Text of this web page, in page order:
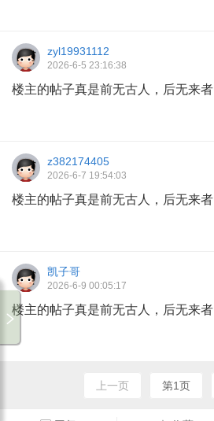
zyl19931112
2026-6-5 23:16:38
楼主的帖子真是前无古人，后无来者
z382174405
2026-6-7 19:54:03
楼主的帖子真是前无古人，后无来者
凯子哥
2026-6-9 00:05:17
楼主的帖子真是前无古人，后无来者
上一页 第1页